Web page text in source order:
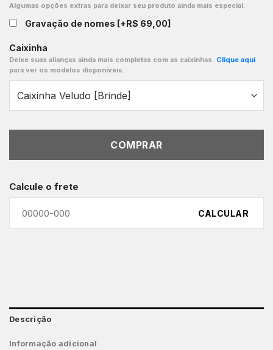
Algumas opções extras para deixar seu produto ainda mais especial.
Gravação de nomes [+R$ 69,00]
Caixinha
Deixe suas alianças ainda mais completas com as caixinhas. Clique aqui
para ver os modelos disponíveis.
COMPRAR
Calcule o frete
CALCULAR
Descrição
Informação adicional